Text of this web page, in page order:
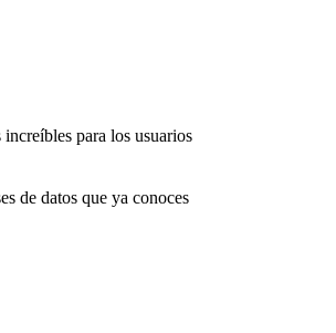
para los usuarios
de datos que ya conoces